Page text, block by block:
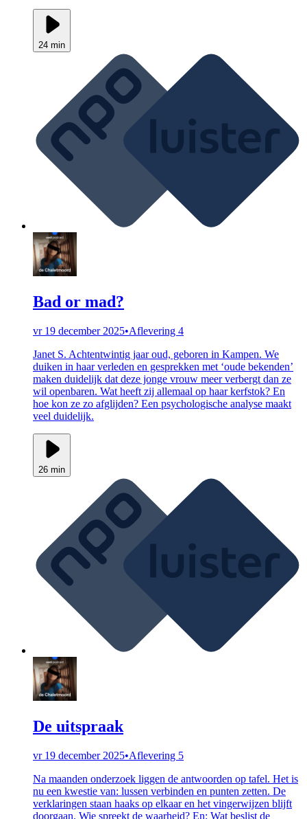
24 min
Bad or mad?
vr 19 december 2025•Aflevering 4
Janet S. Achtentwintig jaar oud, geboren in Kampen. We
duiken in haar verleden en gesprekken met ‘oude bekenden’
maken duidelijk dat deze jonge vrouw meer verbergt dan ze
wil openbaren. Wat heeft zij allemaal op haar kerfstok? En
hoe kon ze zo afglijden? Een psychologische analyse maakt
veel duidelijk.
26 min
De uitspraak
vr 19 december 2025•Aflevering 5
Na maanden onderzoek liggen de antwoorden op tafel. Het is
nu een kwestie van: lussen verbinden en punten zetten. De
verklaringen staan haaks op elkaar en het vingerwijzen blijft
doorgaan. Wie spreekt de waarheid? En: Wat beslist de